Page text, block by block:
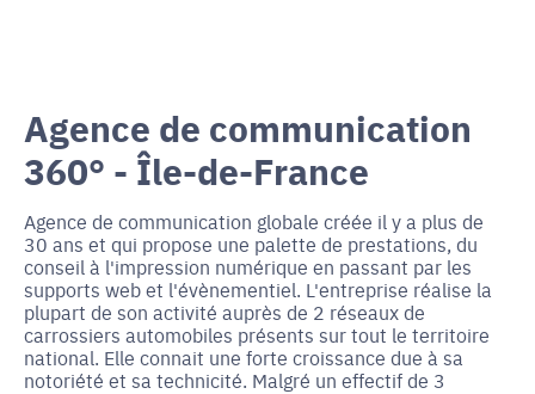
Agence de communication
360° - Île-de-France
Agence de communication globale créée il y a plus de
30 ans et qui propose une palette de prestations, du
conseil à l'impression numérique en passant par les
supports web et l'évènementiel. L'entreprise réalise la
plupart de son activité auprès de 2 réseaux de
carrossiers automobiles présents sur tout le territoire
national. Elle connait une forte croissance due à sa
notoriété et sa technicité. Malgré un effectif de 3